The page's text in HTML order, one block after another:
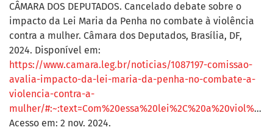
CÂMARA DOS DEPUTADOS. Cancelado debate sobre o
impacto da Lei Maria da Penha no combate à violência
contra a mulher. Câmara dos Deputados, Brasília, DF,
2024. Disponível em:
https://www.camara.leg.br/noticias/1087197-comissao-
avalia-impacto-da-lei-maria-da-penha-no-combate-a-
violencia-contra-a-
mulher/#:~:text=Com%20essa%20lei%2C%20a%20viol%C3%AAncia,como%20viola%C3%A7%C3%A3o%20dos%20direitos%20humanos
Acesso em: 2 nov. 2024.